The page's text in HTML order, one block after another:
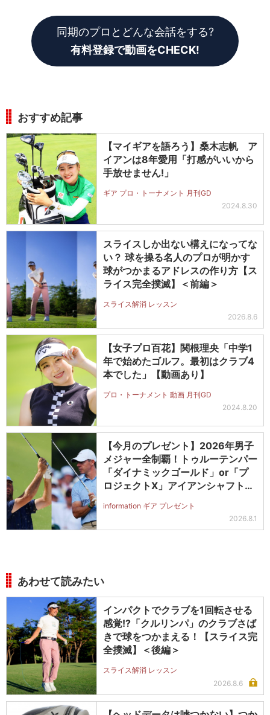
同期のプロとどんな会話をする?
有料登録で動画をCHECK!
おすすめ記事
【マイギアを語ろう】桑木志帆 ア
イアンは8年愛用「打感がいいから
手放せません!」
ギア プロ・トーナメント 月刊GD
2024.8.30
スライスしか出ない構えになってな
い？ 球を操る名人のプロが明かす
球がつかまるアドレスの作り方【ス
ライス完全撲滅】＜前編＞
スライス解消 レッスン
2026.8.6
【女子プロ百花】関根理央「中学1
年で始めたゴルフ。最初はクラブ4
本でした」【動画あり】
プロ・トーナメント 動画 月刊GD
2024.8.20
【今月のプレゼント】2026年男子
メジャー全制覇！トゥルーテンパー
「ダイナミックゴールド」or「プ
ロジェクトX」アイアンシャフト
ットを抽選で2名に！
information ギア プレゼント
2026.8.1
あわせて読みたい
インパクトでクラブを1回転させる
感覚!?「クルリンパ」のクラブさば
きで球をつかまえる！【スライス完
全撲滅】＜後編＞
スライス解消 レッスン
2026.8.6